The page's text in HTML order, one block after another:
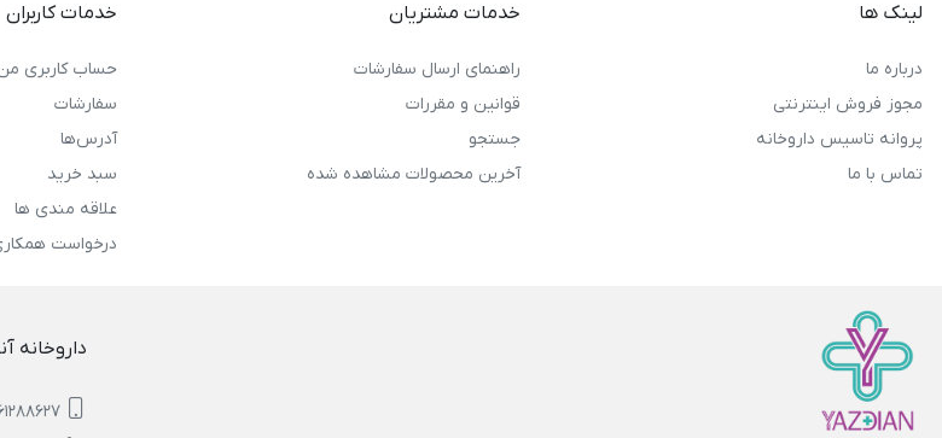
لینک ها
درباره ما
مجوز فروش اینترنتی
پروانه تاسیس داروخانه
تماس با ما
خدمات مشتریان
راهنمای ارسال سفارشات
قوانین و مقررات
جستجو
آخرین محصولات مشاهده شده
خدمات کاربران
حساب کاربری
سفارشات
آدرس‌ها
سبد خرید
علاقه مندی ها
درخواست
داروخانه
09361288627 (از